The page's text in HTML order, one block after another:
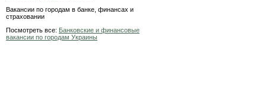
Вакансии по городам в банке, финансах и
страховании
Посмотреть все: Банковские и финансовые
вакансии по городам Украины